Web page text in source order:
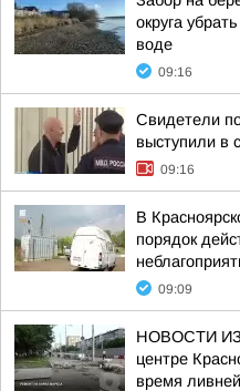
округа
воде
09:16
Свидетели
выступили в
09:16
В
порядок
09:09
НОВОСТИ ИЗ
центре
время